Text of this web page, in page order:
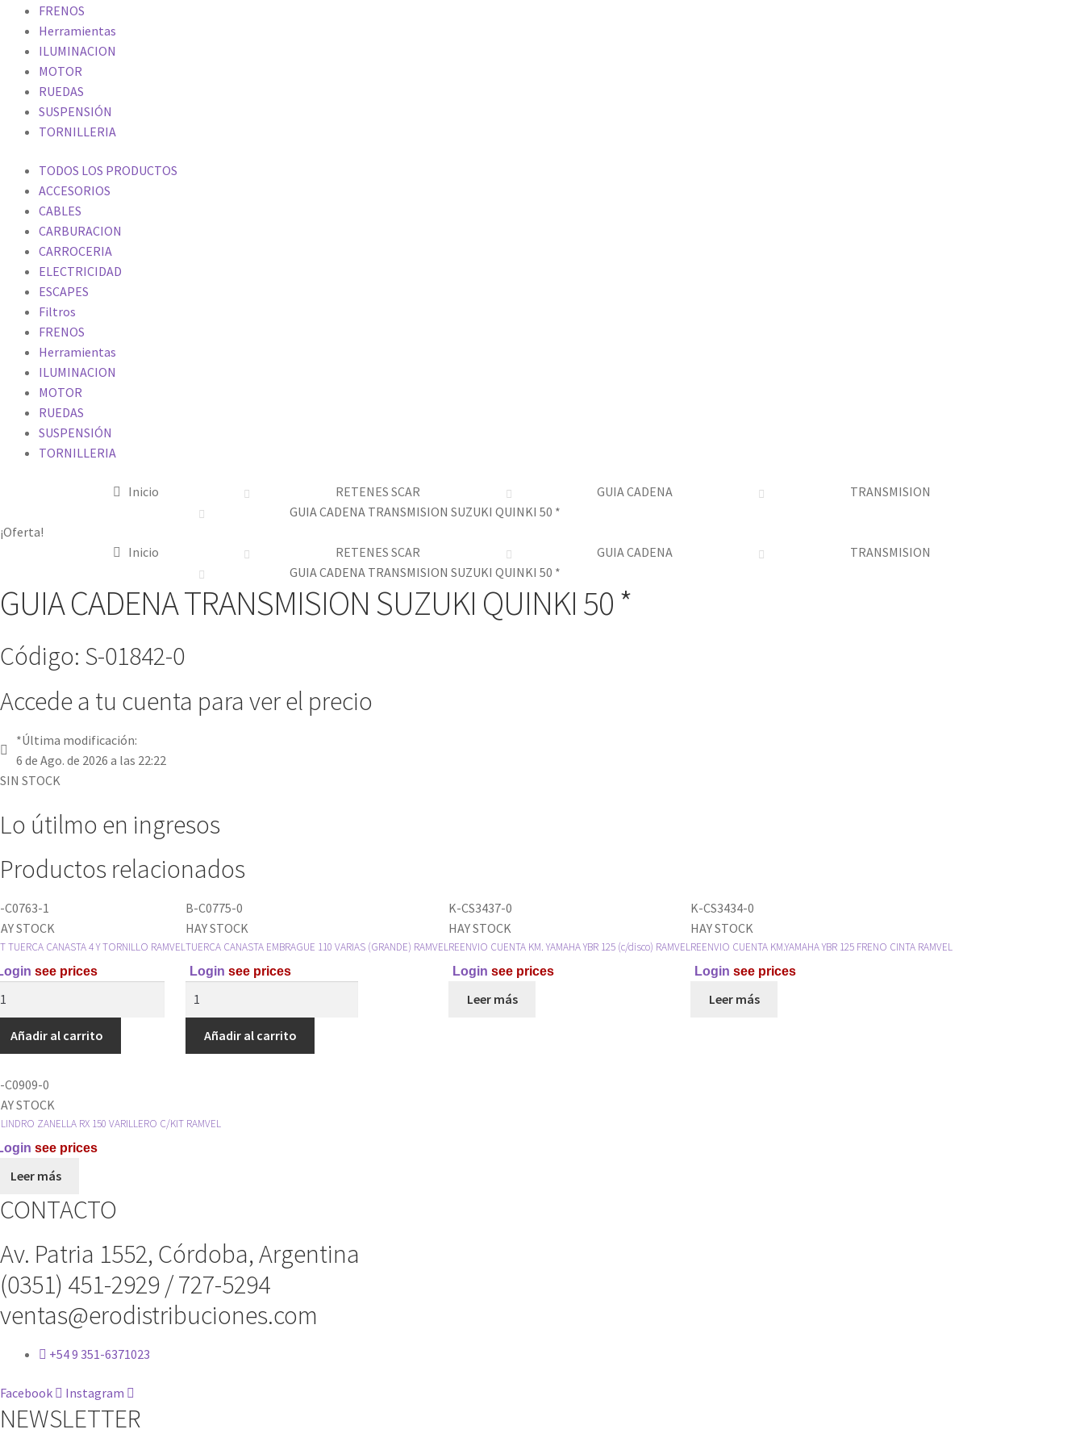
FRENOS
Herramientas
ILUMINACION
MOTOR
RUEDAS
SUSPENSIÓN
TORNILLERIA
TODOS LOS PRODUCTOS
ACCESORIOS
CABLES
CARBURACION
CARROCERIA
ELECTRICIDAD
ESCAPES
Filtros
FRENOS
Herramientas
ILUMINACION
MOTOR
RUEDAS
SUSPENSIÓN
TORNILLERIA
Inicio RETENES SCAR GUIA CADENA
TRANSMISION
GUIA CADENA TRANSMISION SUZUKI QUINKI 50 *
¡Oferta!
Inicio
RETENES SCAR GUIA CADENA
TRANSMISION
GUIA CADENA TRANSMISION SUZUKI QUINKI 50 *
GUIA CADENA TRANSMISION SUZUKI QUINKI 50 *
Código: S-01842-0
Accede a tu cuenta para ver el precio
*Última modificación:
6 de Ago. de 2026 a las 22:22
SIN STOCK
Lo útilmo en ingresos
Productos relacionados
C0763-1
STOCK
TUERCA CANASTA 4 Y TORNILLO RAMVEL
see prices
Añadir al carrito
B-C0775-0
HAY STOCK
TUERCA CANASTA EMBRAGUE 110 VARIAS (GRANDE) RAMVEL
Login see prices
EMBRAGUE
110
cantidad
Añadir al carrito
K-CS3437-0
HAY STOCK
REENVIO CUENTA KM. YAMAHA YBR 125 (c/disco) RAMVEL
Login see prices
Leer más
K-CS3434-0
HAY STOCK
REENVIO CUENTA KM.YAMAHA YBR 125 FRENO CINTA RAMVEL
Login see prices
Leer más
C0909-0
STOCK
ZANELLA RX 150 VARILLERO C/KIT RAMVEL
see prices
Leer más
CONTACTO
Av. Patria 1552, Córdoba, Argentina
(0351) 451-2929 / 727-5294
ventas@erodistribuciones.com
+54 9 351-6371023
Facebook Instagram
NEWSLETTER